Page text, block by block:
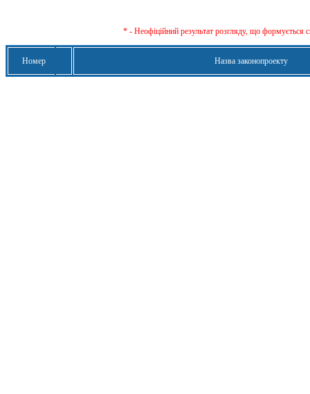
* - Неофіційний результат розгляду, що формується
Номер Назва законопроекту